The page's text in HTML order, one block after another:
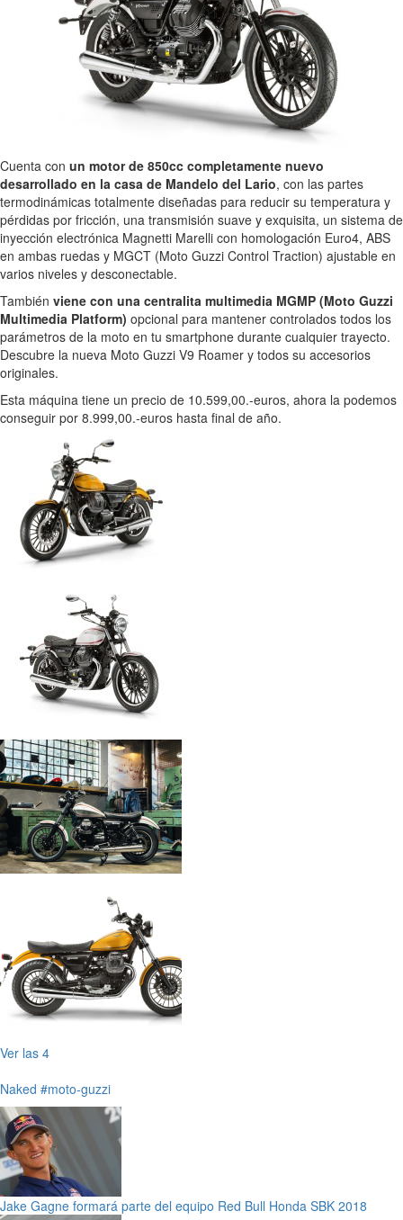
Cuenta con un motor de 850cc completamente nuevo
desarrollado en la casa de Mandelo del Lario, con las partes
termodinámicas totalmente diseñadas para reducir su temperatura y
pérdidas por fricción, una transmisión suave y exquisita, un sistema de
inyección electrónica Magnetti Marelli con homologación Euro4, ABS
en ambas ruedas y MGCT (Moto Guzzi Control Traction) ajustable en
varios niveles y desconectable.
También viene con una centralita multimedia MGMP (Moto Guzzi
Multimedia Platform) opcional para mantener controlados todos los
parámetros de la moto en tu smartphone durante cualquier trayecto.
Descubre la nueva Moto Guzzi V9 Roamer y todos su accesorios
originales.
Esta máquina tiene un precio de 10.599,00.-euros, ahora la podemos
conseguir por 8.999,00.-euros hasta final de año.
Ver las 4
Naked #moto-guzzi
Jake Gagne formará parte del equipo Red Bull Honda SBK 2018